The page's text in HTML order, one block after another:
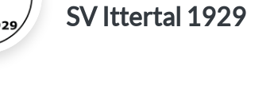
SV Ittertal 1929